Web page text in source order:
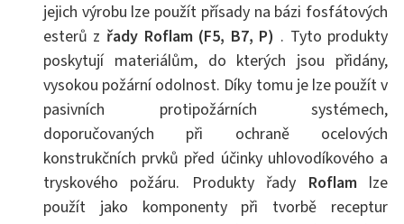
jejich výrobu lze použít přísady na bázi fosfátových
esterů z řady Roflam (F5, B7, P) . Tyto produkty
poskytují materiálům, do kterých jsou přidány,
vysokou požární odolnost. Díky tomu je lze použít v
pasivních protipožárních systémech,
doporučovaných při ochraně ocelových
konstrukčních prvků před účinky uhlovodíkového a
tryskového požáru. Produkty řady Roflamlze
použít jako komponenty při tvorbě receptur